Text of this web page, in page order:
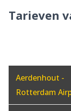
Tarieven
Aerdenhout -
Rotterdam